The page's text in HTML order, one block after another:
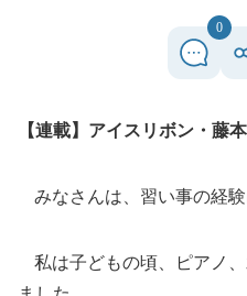
0
【連載】アイスリボン・
みなさんは、習い事の経
私は子どもの頃、ピアノ